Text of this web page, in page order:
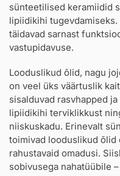
sünteetilised keramiidid
lipiidikihi
täidavad sarnast
vastupidavuse.
Looduslikud õlid, nagu
on veel üks väärtuslik
sisalduvad rasvhapped
lipiidikihi terviklikkust
niiskuskadu. Erinevalt
toimivad looduslikud õlid
rahustavaid omadusi.
sobivusega nahatüübile